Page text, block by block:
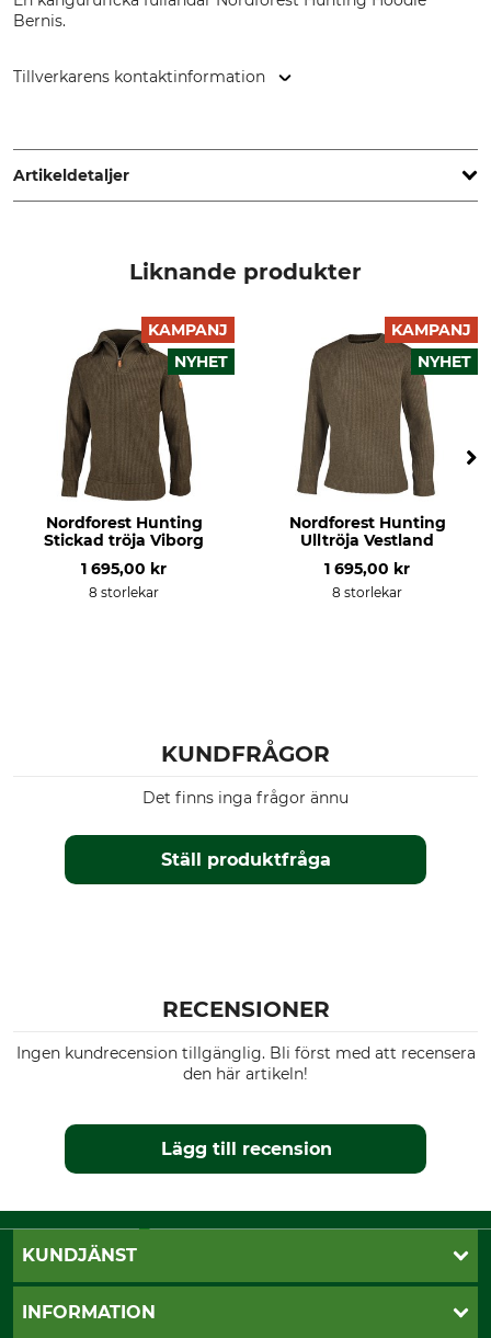
Bernis.
Tillverkarens kontaktinformation
www.grube.de
Artikeldetaljer
40 °C kulörtvätt
Blekning
Får inte blekas
Torkning
Får inte torkas i torktumlare
Strykning
Strykning till 110 °C
Professionell textilvård
Professionell torrengöring,
normal process
Passform
Liknande produkter
KAMPANJ
NYHET
Nordforest Hunting
Stickad tröja Viborg
1 695,00 kr
8 storlekar
KAMPANJ
NYHET
Nordforest Hunting
Ulltröja Vestland
1 695,00 kr
8 storlekar
KUNDFRÅGOR
Ställ produktfråga
Det finns inga frågor ännu
RECENSIONER
Ingen kundrecension tillgänglig. Bli först med att recensera
den här artikeln!
Lägg till recension
KUNDJÄNST
Öppettider
INFORMATION